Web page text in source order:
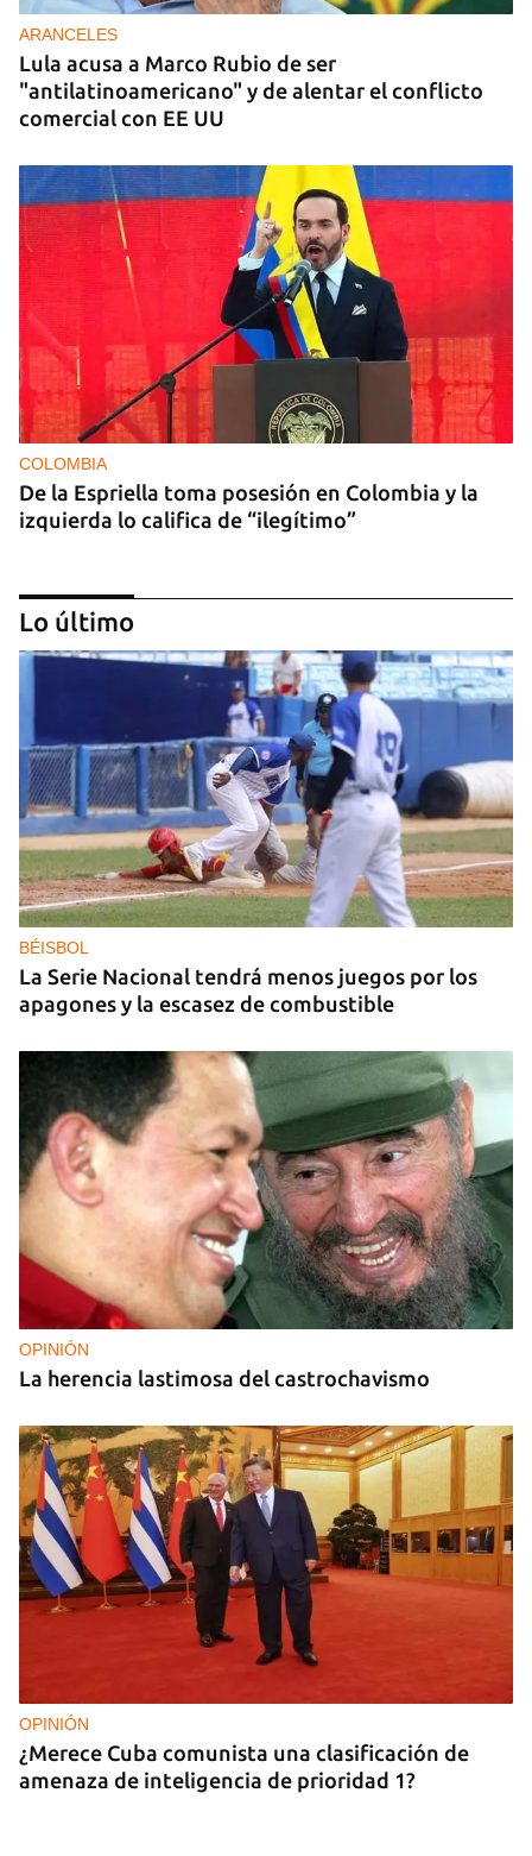
ARANCELES
Lula acusa a Marco Rubio de ser
"antilatinoamericano" y de alentar el conflicto
comercial con EE UU
COLOMBIA
De la Espriella toma posesión en Colombia y la
izquierda lo califica de “ilegítimo”
DEPORTACIONES EE UU
El ICE envía a la fuerza a migrantes, entre ellos
cuatro cubanos, a la República Centroafricana
Lo último
BÉISBOL
La Serie Nacional tendrá menos juegos por los
apagones y la escasez de combustible
OPINIÓN
La herencia lastimosa del castrochavismo
OPINIÓN
¿Merece Cuba comunista una clasificación de
amenaza de inteligencia de prioridad 1?